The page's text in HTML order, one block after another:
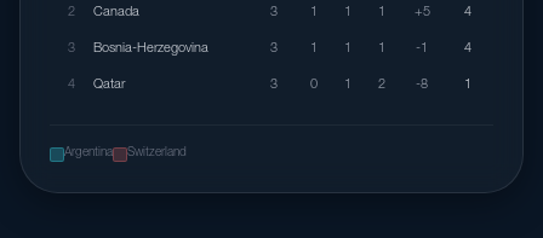
2 Canada 3 1 1 1 +5 4
3 Bosnia-Herzegovina 3 1 1 1 -1 4
4 Qatar 3 0 1 2 -8 1
Argentina Switzerland